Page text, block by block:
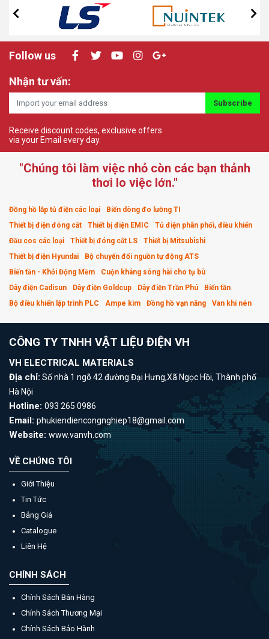
Follow us
Nhận tư vấn:
Subscribe
Receive discount codes, exclusive offers
via your Email every day.
"Chúng tôi làm việc nhỏ còn các bạn thảnh
thơi lo việc lớn."
Đồng hồ lắp tủ điện các loại
Biến dòng đo lường TI
Thiết bị điện đóng cắt
Thiết bị điện EMIC
Tủ điện phân phối, điều khiển
Đầu cos các loại
Thiết bị đóng cắt LS
Thiết bị Mitsubishi
Thiết bị điện Hyundai
Bộ chuyển đổi nguồn tự động ATS
Biến tần - Khởi Động Mềm
Cuộn kháng sóng hài cho tụ bù
Dây điện Cadisun
Dây điện Goldcup Dây điện Trần Phú
Biến tần
Bộ điều khiển lập trình PLC
Ampe kìm Đồng hồ vạn năng Van khí nén
CÔNG TY TNHH VẬT LIỆU ĐIỆN VH
VH ELECTRICAL MATERIALS
Địa chỉ: Số nhà 1 ngõ 42 đường Đại Hưng,Xã Ngọc Hồi, Thành phố
Hà Nội
Hotline: 093 265 0986
Email: phukiendiencongnghiep18@gmail.com
Website: www.vanvh.com
VỀ CHÚNG TÔI
Giới Thiệu
Tin Tức
Bảng Giá
Catalogue
Liên Hệ
CHÍNH SÁCH
Chính Sách Bán Hàng
Chính Sách Thương Mại
Chính Sách Bảo Hành